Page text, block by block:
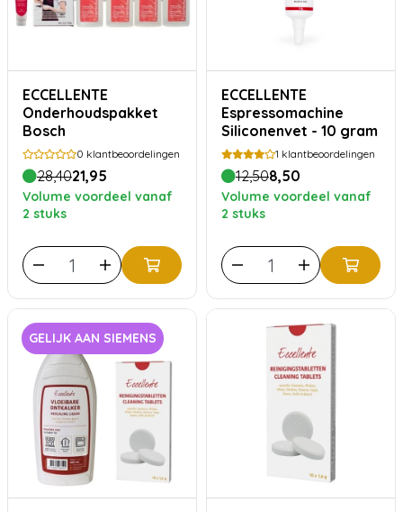
ECCELLENTE
Onderhoudspakket
Bosch
0 klantbeoordelingen
28,4021,95
Volume voordeel vanaf
2 stuks
ECCELLENTE
Espressomachine
Siliconenvet - 10 gram
1 klantbeoordelingen
12,508,50
Volume voordeel vanaf
2 stuks
GELIJK AAN SIEMENS